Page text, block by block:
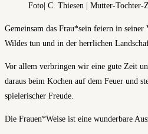
Foto| C. Thiesen | Mutter-Tochter-
Gemeinsam das Frau*sein feiern in
Wildes tun und in der herrlichen
Vor allem verbringen wir eine gute Zeit
daraus beim Kochen auf dem Feuer und
spielerischer Freude.
Die Frauen*Weise ist eine wunderbare